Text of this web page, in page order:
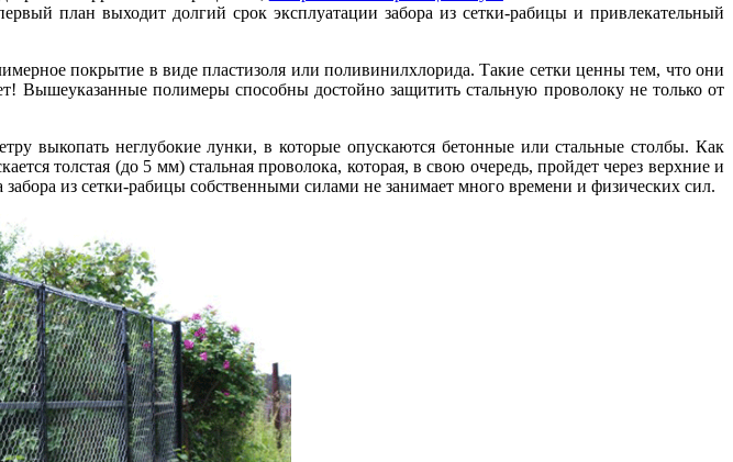
план выходит долгий срок эксплуатации забора из сетки-рабицы и привлекательный
покрытие в виде пластизоля или поливинилхлорида. Такие сетки ценны тем, что они
Вышеуказанные полимеры способны достойно защитить стальную проволоку не только от
выкопать неглубокие лунки, в которые опускаются бетонные или стальные столбы. Как
толстая (до 5 мм) стальная проволока, которая, в свою очередь, пройдет через верхние и
из сетки-рабицы собственными силами не занимает много времени и физических сил.